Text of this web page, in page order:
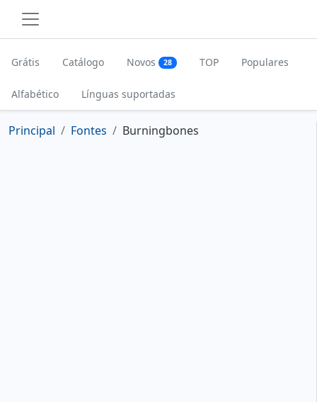
Grátis Catálogo Novos 28 TOP Populares
Alfabético Línguas suportadas
Principal Fontes Burningbones